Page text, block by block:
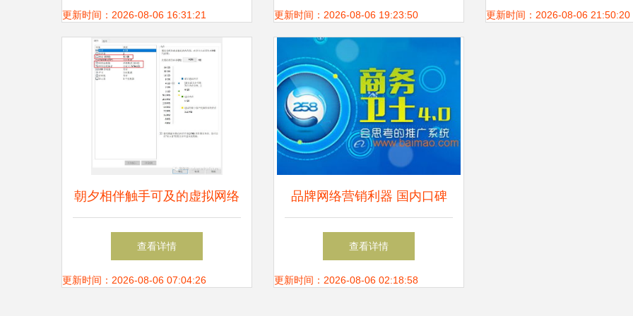
更新时间：2026-08-06 16:31:21 何推动网络技术服务升级
更新时间：2026-08-06 19:23:50 践
更新时间：2026-08-06 21:50:20
朝夕相伴触手可及的虚拟网络
技术
查看详情
更新时间：2026-08-06 07:04:26
品牌网络营销利器 国内口碑
全网整合营销自动推广软件公
司推荐
查看详情
更新时间：2026-08-06 02:18:58